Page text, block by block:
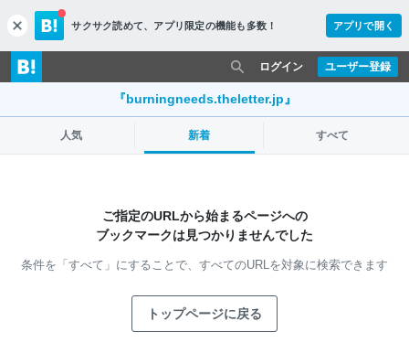
c
l
o
s
サクサク読めて、 アプリ限定の機能も多数！ アプリで開く
ユーザー登録
ログイン
『burningneeds.theletter.jp』
人気 新着 すべて
ご指定のURLから始まるページへの
ブックマークは見つかりませんでした
条件を「すべて」にすることで、 すべてのURLを対象に検索できます
トップページに戻る